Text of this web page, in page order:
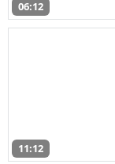
06:12
11:12